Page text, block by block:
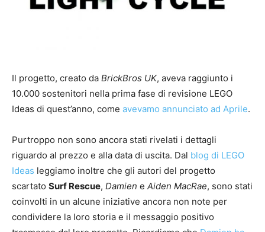
Il progetto, creato da BrickBros UK, aveva raggiunto i
10.000 sostenitori nella prima fase di revisione LEGO
Ideas di quest’anno, come avevamo annunciato ad Aprile.
Purtroppo non sono ancora stati rivelati i dettagli
riguardo al prezzo e alla data di uscita. Dal blog di LEGO
Ideas leggiamo inoltre che gli autori del progetto
scartato Surf Rescue, Damien e Aiden MacRae, sono stati
coinvolti in un alcune iniziative ancora non note per
condividere la loro storia e il messaggio positivo